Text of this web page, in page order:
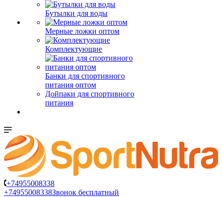
Бутылки для воды
Мерные ложки оптом
Комплектующие
Банки для спортивного
питания оптом
Дойпаки для спортивного
питания
+74955008338
+74955008338Звонок бесплатный